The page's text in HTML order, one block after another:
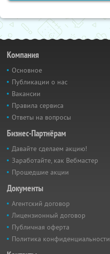
Компания
Основное
Публикации о нас
Вакансии
Правила сервиса
Ответы на вопросы
Бизнес-Партнёрам
Давайте сделаем акцию!
Заработайте, как Вебмастер
Прошедшие акции
Документы
Агентский договор
Лицензионный договор
Публичная оферта
Политика конфиденциальности